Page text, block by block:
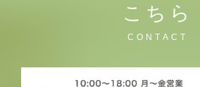
こちら
CONTACT